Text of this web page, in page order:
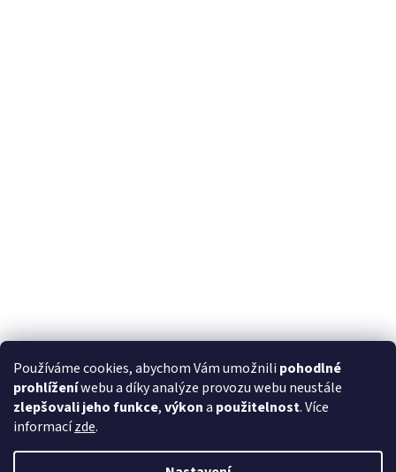
Používáme cookies, abychom Vám umožnili pohodlné
prohlíženíwebu a díky analýze provozu webu neustále
zlepšovali jeho funkce,výkona použitelnost. Více
informacízde.